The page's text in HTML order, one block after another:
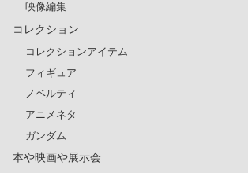
映像編集
コレクション
コレクションアイテム
フィギュア
ノベルティ
アニメネタ
ガンダム
本や映画や展示会